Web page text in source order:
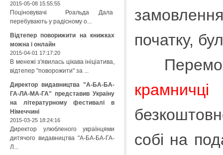
початку,
собі на
2015-05-08 15:55:55
Поціновувачі Роальда Дала
перебувають у радісному о...
Відтепер поворижити на книжках
можна і онлайн
2015-04-01 17:17:20
В менежі з'явилась цікава ініціатива,
відтепер "поворожити" за ...
Директор видавництва "А-БА-БА-
ГА-ЛА-МА-ГА" представив Україну
на літературному фестивалі в
Німеччині
2015-03-25 18:24:16
Директор улюбленого українцями
дитячого видавництва "А-БА-БА-ГА-
Л...